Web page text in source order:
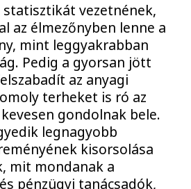
vezetnének,
az élmezőnyben lenne a
mint leggyakrabban
Pedig a gyorsan jött
az anyagi
terheket is ró az
gondolnak bele.
legnagyobb
kisorsolása
mit mondanak a
pénzügyi tanácsadók,